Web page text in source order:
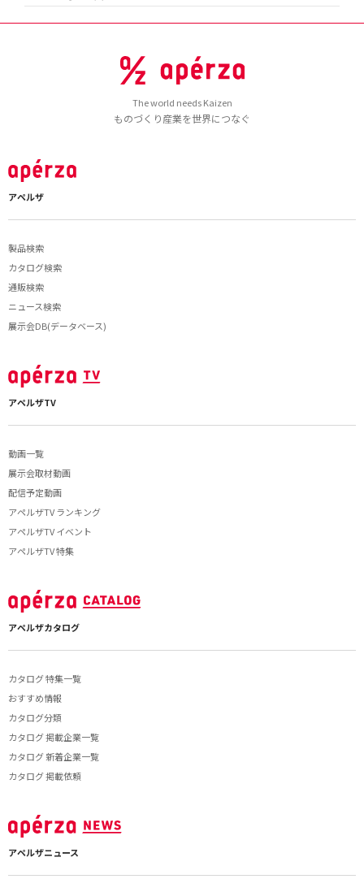
The world needs Kaizen
ものづくり産業を世界につなぐ
アペルザ
製品検索
カタログ検索
通販検索
ニュース検索
展示会DB(データベース)
アペルザTV
動画一覧
展示会取材動画
配信予定動画
アペルザTV ランキング
アペルザTV イベント
アペルザTV 特集
アペルザカタログ
カタログ 特集一覧
おすすめ情報
カタログ分類
カタログ 掲載企業一覧
カタログ 新着企業一覧
カタログ 掲載依頼
アペルザニュース